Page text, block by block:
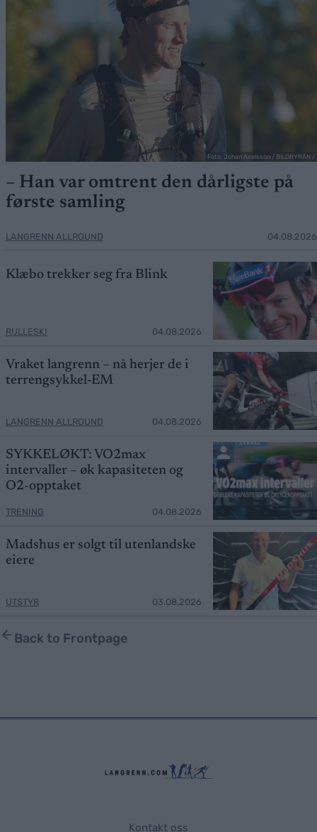
Foto: Johan Axelsson / BILDBYRÅN /
– Han var omtrent den dårligste på
første samling
LANGRENN ALLROUND 04.08.2026
Klæbo trekker seg fra Blink
RULLESKI 04.08.2026
Vraket langrenn – nå herjer de i
terrengsykkel-EM
LANGRENN ALLROUND 04.08.2026
SYKKELØKT: VO2max
intervaller – øk kapasiteten og
O2-opptaket
TRENING 04.08.2026
Madshus er solgt til utenlandske
eiere
UTSTYR 03.08.2026
Back to Frontpage
Kontakt oss